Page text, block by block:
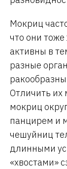
Мокриц
что они
активны в
разные
Отличить
мокриц
панцирем и
чешуйниц
длинными
«хвостами»